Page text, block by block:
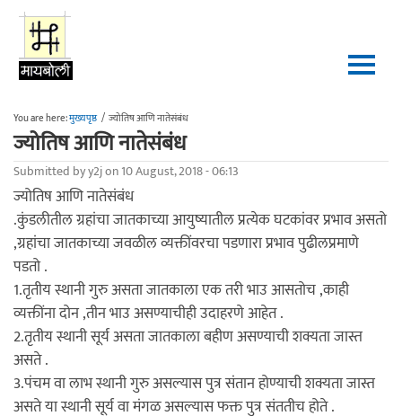
Skip to main content
You are here:मुख्यपृष्ठ / ज्योतिष आणि नातेसंबंध
ज्योतिष आणि नातेसंबंध
Submitted byy2jon 10 August, 2018 - 06:13
ज्योतिष आणि नातेसंबंध
.कुंडलीतील ग्रहांचा जातकाच्या आयुष्यातील प्रत्येक घटकांवर प्रभाव असतो
,ग्रहांचा जातकाच्या जवळील व्यक्तींवरचा पडणारा प्रभाव पुढीलप्रमाणे
पडतो .
1.तृतीय स्थानी गुरु असता जातकाला एक तरी भाउ आसतोच ,काही
व्यक्तींना दोन ,तीन भाउ असण्याचीही उदाहरणे आहेत .
2.तृतीय स्थानी सूर्य असता जातकाला बहीण असण्याची शक्यता जास्त
असते .
3.पंचम वा लाभ स्थानी गुरु असल्यास पुत्र संतान होण्याची शक्यता जास्त
असते या स्थानी सूर्य वा मंगळ असल्यास फक्त पुत्र संततीच होते .